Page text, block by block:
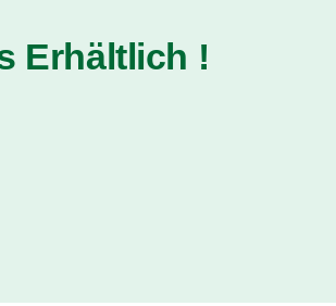
Erhältlich !